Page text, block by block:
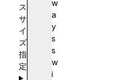
w
a
y
s
s
w
i
ス
サ
イ
ズ
指
定